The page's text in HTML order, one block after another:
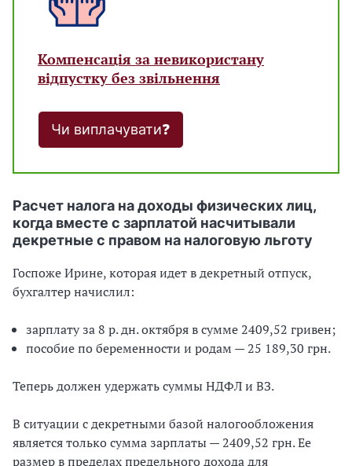
Компенсація за невикористану
відпустку без звільнення
Чи виплачувати❓
Расчет налога на доходы физических лиц,
когда вместе с зарплатой насчитывали
декретные с правом на налоговую льготу
Госпоже Ирине, которая идет в декретный отпуск,
бухгалтер начислил:
зарплату за 8 р. дн. октября в сумме 2409,52 гривен;
пособие по беременности и родам — 25 189,30 грн.
Теперь должен удержать суммы НДФЛ и ВЗ.
В ситуации с декретными базой налогообложения
является только сумма зарплаты — 2409,52 грн. Ее
размер в пределах предельного дохода для